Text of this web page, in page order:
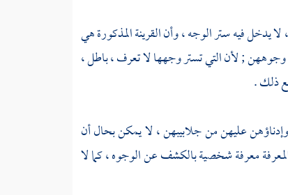
، لا يدخل فيه ستر الوجه ، وأن القرينة المذكورة هي
; لأن التي تستر وجهها لا تعرف ، باطل ،
ذلك .
عليهن من جلابيبهن ، لا يمكن بحال أن
معرفة شخصية بالكشف عن الوجوه ، كما لا